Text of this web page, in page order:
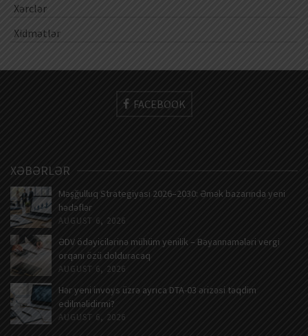
Xərclər
Xidmətlər
FACEBOOK
XƏBƏRLƏR
Məşğulluq Strategiyası 2026–2030: Əmək bazarında yeni
hədəflər
AUGUST 6, 2026
ƏDV ödəyicilərinə mühüm yenilik – Bəyannamələri vergi
orqanı özü dolduracaq
AUGUST 6, 2026
Hər yeni invoys üzrə ayrıca DTA-03 ərizəsi təqdim
edilməlidirmi?
AUGUST 6, 2026